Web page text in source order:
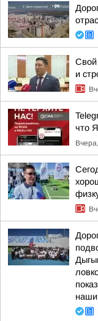
Свой
и
что